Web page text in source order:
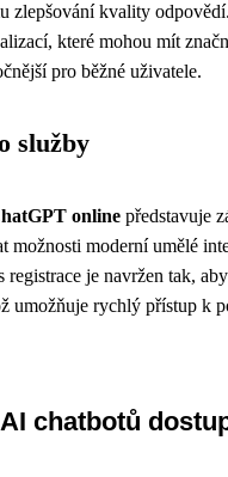
zlepšování kvality
které mohou mít
pro běžné uživatele.
služby
online představuje
možnosti moderní umělé
registrace je navržen tak,
umožňuje rychlý přístup k
chatbotů